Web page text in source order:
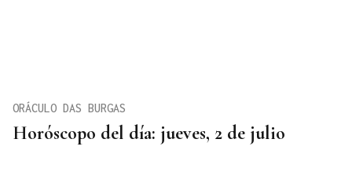
Horóscopo del día: jueves, 2 de julio
ORÁCULO DAS BURGAS